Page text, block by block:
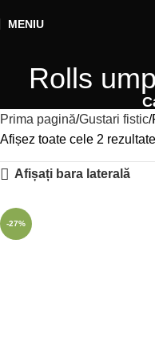
MENIU
Rolls
Prima pagină Gustari fistic
Afișez toate cele 2 rezultate
Afișați bara laterală
-27%